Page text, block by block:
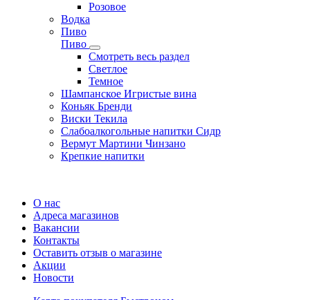
Розовое
Водка
Пиво
Пиво
Смотреть весь раздел
Cветлое
Темное
Шампанское Игристые вина
Коньяк Бренди
Виски Текила
Слабоалкогольные напитки Сидр
Вермут Мартини Чинзано
Крепкие напитки
О нас
Адреса магазинов
Вакансии
Контакты
Оставить отзыв о магазине
Акции
Новости